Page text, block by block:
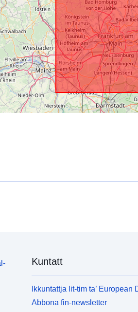
Kuntatt
Ikkuntattja lit-tim ta’ European
Abbona fin-newsletter